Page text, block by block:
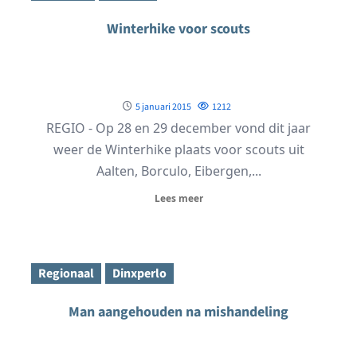
Winterhike voor scouts
5 januari 2015 1212
REGIO - Op 28 en 29 december vond dit jaar
weer de Winterhike plaats voor scouts uit
Aalten, Borculo, Eibergen,...
Lees meer
Regionaal Dinxperlo
Man aangehouden na mishandeling